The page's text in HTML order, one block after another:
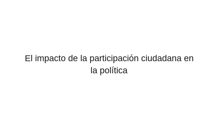
El impacto de la participación ciudadana en
la política